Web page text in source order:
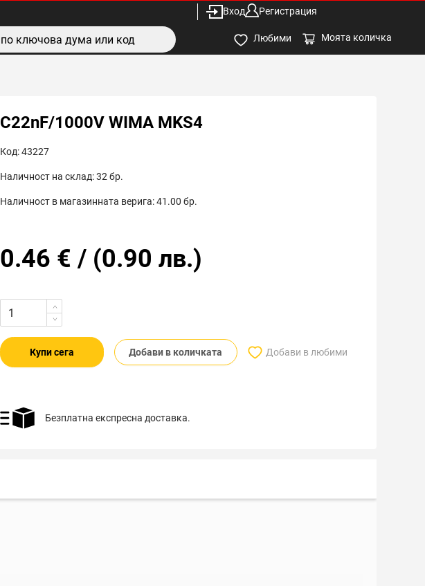
Вход Регистрация
Любими Моята количка
C22nF/1000V WIMA MKS4
Код:43227
Наличност на склад:32 бр.
Наличност в магазинната верига:41.00 бр.
0.46 € / (0.90 лв.)
Купи сега Добави в количката Добави в любими
Безплатна експресна доставка.